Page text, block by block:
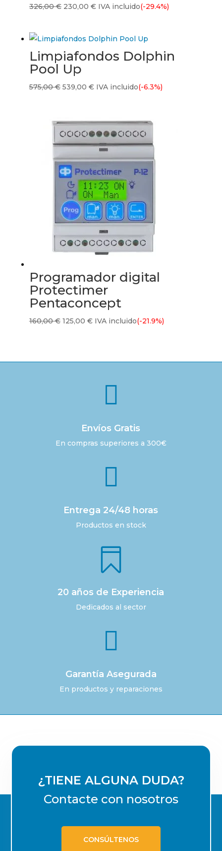
326,00€ El
326,00 €.
230,00 €El
es:
230,00 €.
IVA incluido(-29.4%)
Limpiafondos Dolphin
Pool Up
575,00€ El
era:
575,00 €.
539,00 €El
es:
539,00 €.
IVA incluido(-6.3%)
Programador digital
Protectimer
Pentaconcept
160,00€ El
125,00 €ElIVA incluido(-21.9%)

Envíos Gratis
En compras superiores a 300€

Entrega 24/48 horas
Productos en stock

20 años de Experiencia
Dedicados al sector

Garantía Asegurada
En productos y reparaciones
¿TIENE ALGUNA DUDA?
Contacte con nosotros
CONSÚLTENOS